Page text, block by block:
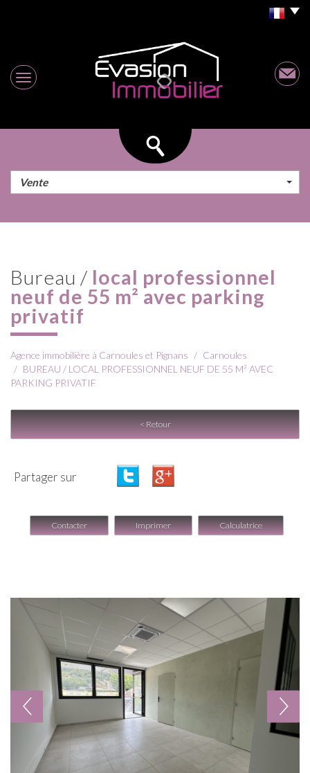
Vente
bureau / local professionnel
neuf de 55 m² avec parking
privatif
Agence immobilière à Carnoules et Pignans
Carnoules
BUREAU / LOCAL PROFESSIONNEL NEUF DE 55 M² AVEC
PARKING PRIVATIF
< Retour
Partager sur
Contacter Imprimer Calculatrice